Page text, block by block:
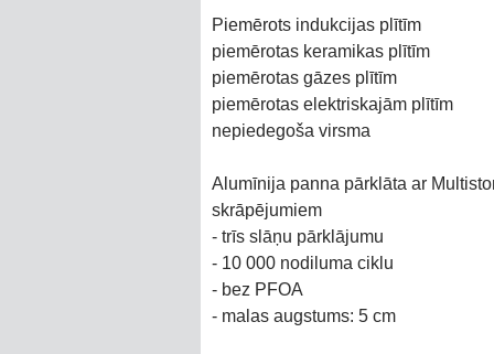
Piemērots indukcijas plītīm
piemērotas keramikas plītīm
piemērotas gāzes plītīm
piemērotas elektriskajām plītīm
nepiedegoša virsma
Alumīnija panna pārklāta ar
skrāpējumiem
- trīs slāņu pārklājumu
- 10 000 nodiluma ciklu
- bez PFOA
- malas augstums: 5 cm